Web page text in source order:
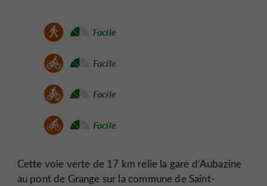
Facile
Facile
Facile
Facile
Cette voie verte de 17 km relie la gare d’Aubazine
au pont de Grange sur la commune de Saint-